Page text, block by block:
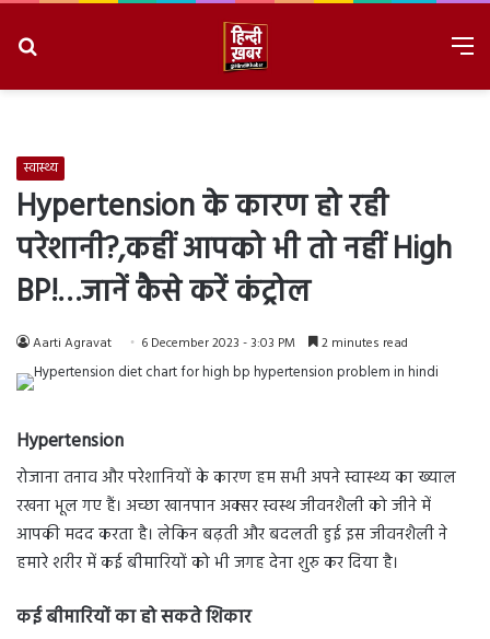
स्वास्थ्य
Hypertension के कारण हो रही
परेशानी?,कहीं आपको भी तो नहीं High
BP!…जानें कैसे करें कंट्रोल
Aarti Agravat 6 December 2023 - 3:03 PM 2 minutes read
Hypertension
रोजाना तनाव और परेशानियों के कारण हम सभी अपने स्वास्थ्य का ख्याल
रखना भूल गए हैं। अच्छा खानपान अक्सर स्वस्थ जीवनशैली को जीने में
आपकी मदद करता है। लेकिन बढ़ती और बदलती हुई इस जीवनशैली ने
हमारे शरीर में कई बीमारियों को भी जगह देना शुरु कर दिया है।
कई बीमारियों का हो सकते शिकार